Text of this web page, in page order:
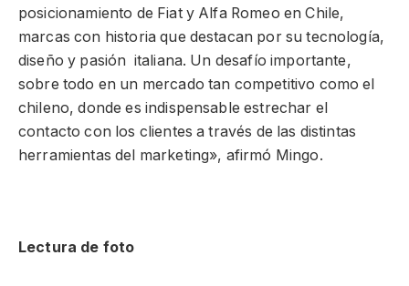
posicionamiento de Fiat y Alfa Romeo en Chile,
marcas con historia que destacan por su tecnología,
diseño y pasión italiana. Un desafío importante,
sobre todo en un mercado tan competitivo como el
chileno, donde es indispensable estrechar el
contacto con los clientes a través de las distintas
herramientas del marketing», afirmó Mingo.
Lectura de foto